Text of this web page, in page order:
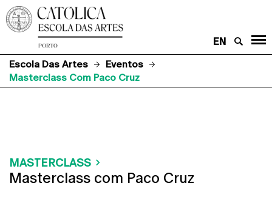
EN
Escola Das Artes
Eventos
Masterclass Com Paco Cruz
MASTERCLASS
Masterclass com Paco Cruz